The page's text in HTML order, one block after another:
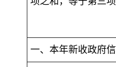
一、本年新收政府